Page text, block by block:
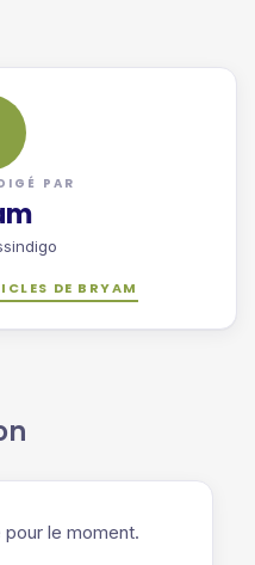
PAR
DE BRYAM
le moment.